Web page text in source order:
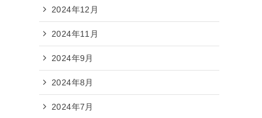
2024年12月
2024年11月
2024年9月
2024年8月
2024年7月